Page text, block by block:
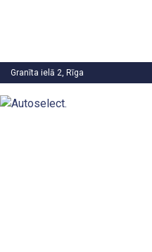
Granīta ielā 2, Rīga